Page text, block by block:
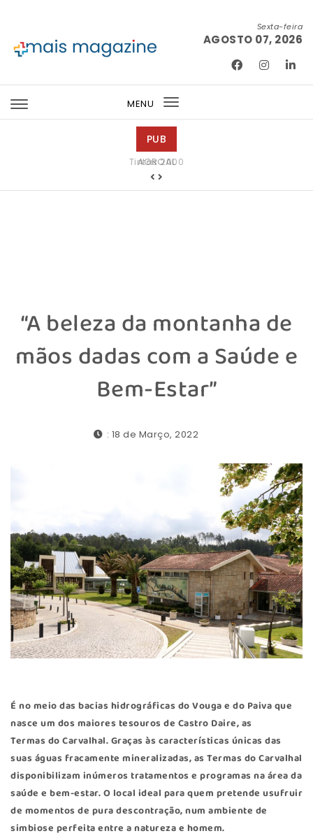
Sexta-feira
AGOSTO 07, 2026
MENU
Toggle
PUB
Tintas 2000
“A beleza da montanha de
mãos dadas com a Saúde e
Bem-Estar”
: 18 de Março, 2022
É no meio das bacias hidrográficas do Vouga e do Paiva que
nasce um dos maiores tesouros de Castro Daire, as
Termas do Carvalhal. Graças às características únicas das
suas águas fracamente mineralizadas, as Termas do Carvalhal
disponibilizam inúmeros tratamentos e programas na área da
saúde e bem-estar. O local ideal para quem pretende usufruir
de momentos de pura descontração, num ambiente de
simbiose perfeita entre a natureza e homem.